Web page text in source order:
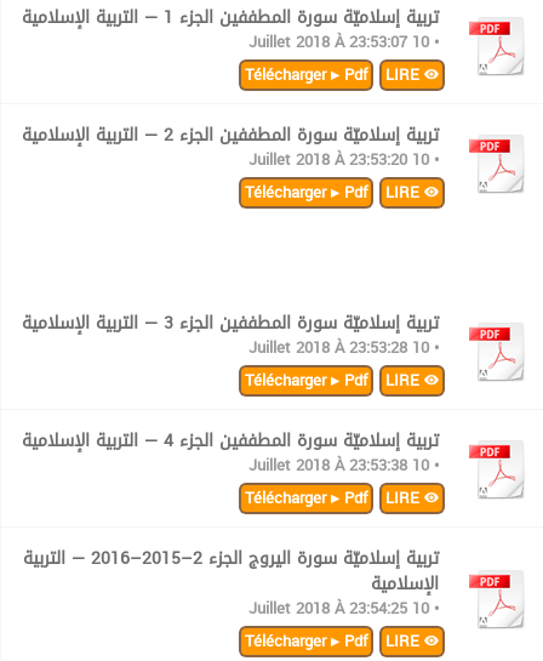
تربية إسلاميّة سورة المطففين الجزء 1 — التربية الإسلامية
• 10 Juillet 2018 À 23:53:07
Télécharger ▸ Pdf
تربية إسلاميّة سورة المطففين الجزء 2 — التربية الإسلامية
• 10 Juillet 2018 À 23:53:20
Télécharger ▸ Pdf
تربية إسلاميّة سورة المطففين الجزء 3 — التربية الإسلامية
• 10 Juillet 2018 À 23:53:28
Télécharger ▸ Pdf
تربية إسلاميّة سورة المطففين الجزء 4 — التربية الإسلامية
• 10 Juillet 2018 À 23:53:38
Télécharger ▸ Pdf
تربية إسلاميّة سورة اليروج الجزء 2–2015–2016 — التربية
الإسلامية
• 10 Juillet 2018 À 23:54:25
Télécharger ▸ Pdf